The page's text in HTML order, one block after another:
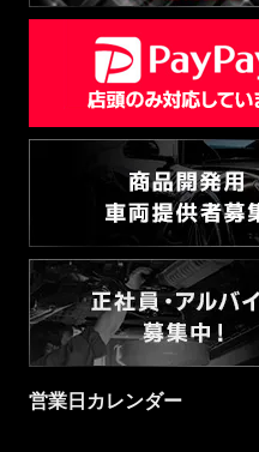
営業日カレンダー